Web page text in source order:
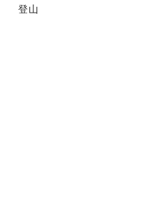
登山